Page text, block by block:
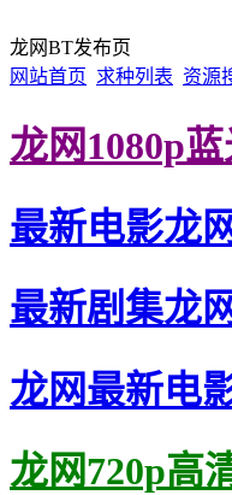
龙网BT发布页
网站首页 求种列表 资源
龙网1080p
最新电影龙
最新剧集龙
龙网最新电
龙网720p高